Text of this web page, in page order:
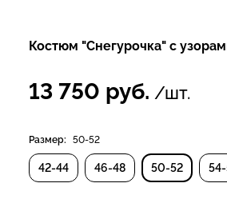
Костюм "Снегурочка" с
13 750 руб. /шт.
Размер: 50-52
42-44 46-48 50-52